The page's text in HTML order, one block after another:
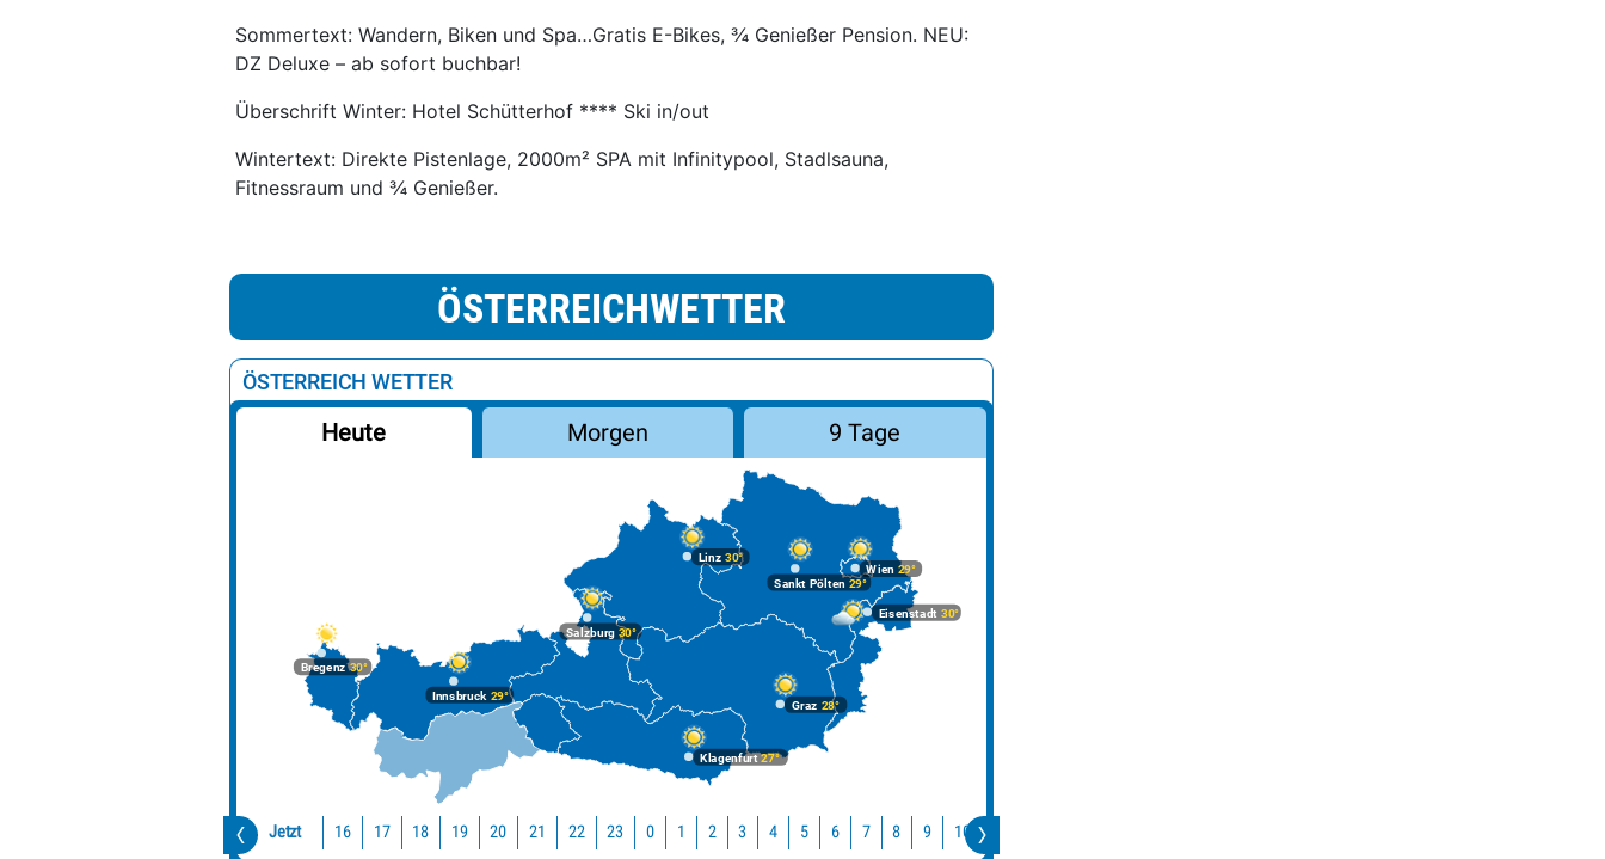
Sommertext: Wandern, Biken und Spa…Gratis E-Bikes, ¾ Genießer Pension. NEU:
DZ Deluxe – ab sofort buchbar!
Überschrift Winter: Hotel Schütterhof **** Ski in/out
Wintertext: Direkte Pistenlage, 2000m² SPA mit Infinitypool, Stadlsauna,
Fitnessraum und ¾ Genießer.
ÖSTERREICHWETTER
ÖSTERREICH WETTER
Heute Morgen 9 Tage
Bregenz30°
Graz 28°
Innsbruck29°
Klagenfurt27°
Linz 30°
Salzburg30°
Wien 29°
Eisenstadt 30°
Sankt Pölten 29°
Jetzt 16 17 18 19 20 21 22 23 0 1 2 3 4 5 6 7 8 9 10